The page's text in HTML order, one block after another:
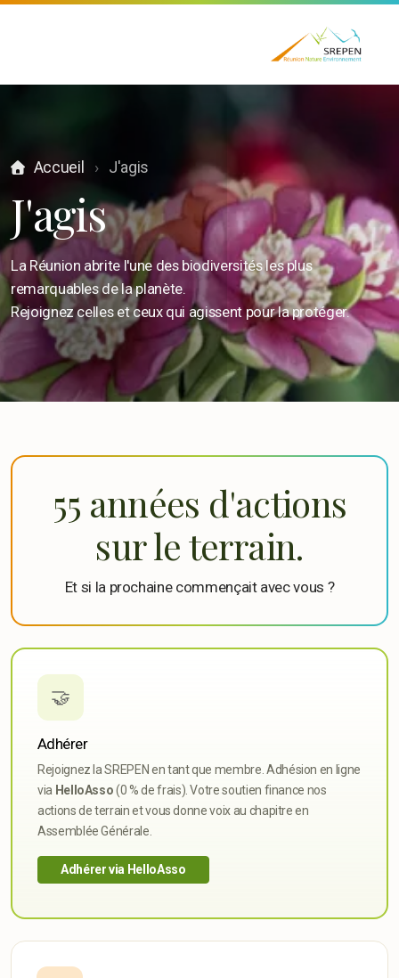
Accueil J'agis
J'agis
La Réunion abrite l'une des biodiversités les plus
remarquables de la planète.
Rejoignez celles et ceux qui agissent pour la protéger.
55 années d'actions
sur le terrain.
Et si la prochaine commençait avec vous ?
🤝
Adhérer
Rejoignez la SREPEN en tant que membre. Adhésion en ligne
via HelloAsso(0 % de frais). Votre soutien finance nos
actions de terrain et vous donne voix au chapitre en
Assemblée Générale.
Adhérer via HelloAsso
Groupes de travail
Bénévole